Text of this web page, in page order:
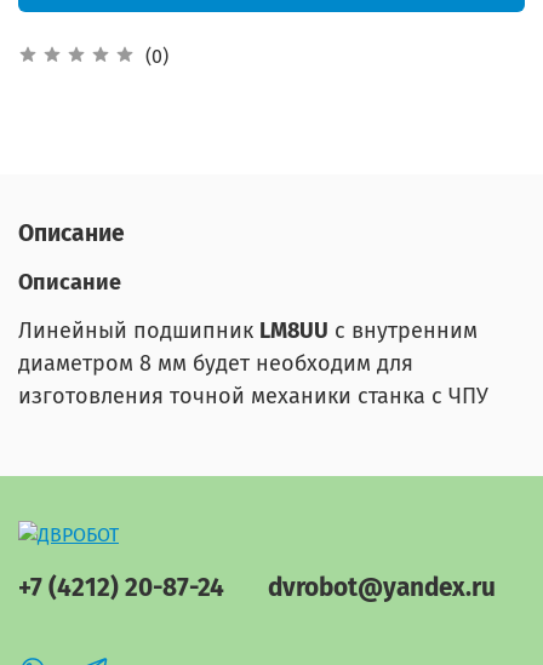
(0)
Описание
Описание
Линейный подшипник LM8UU с внутренним
диаметром 8 мм будет необходим для
изготовления точной механики станка с ЧПУ
+7 (4212) 20-87-24 dvrobot@yandex.ru